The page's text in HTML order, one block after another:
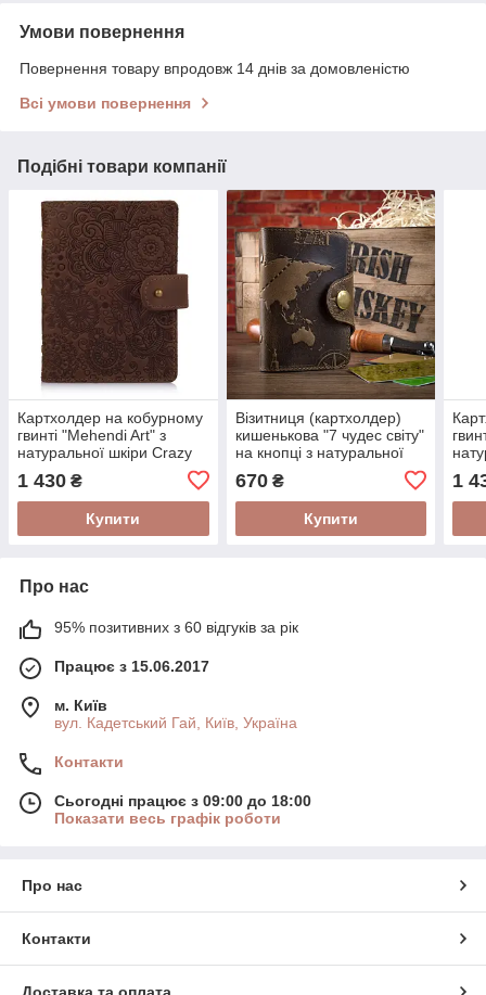
Умови повернення
Повернення товару впродовж 14 днів за домовленістю
Всі умови повернення
Подібні товари компанії
Картхолдер на кобурному
гвинті "Mehendi Art" з
натуральної шкіри Crazy
тисненням 48 карток
1 430 ₴
Купити
Візитниця (картхолдер)
кишенькова "7 чудес світу"
на кнопці з натуральної
тисненням
670₴
Купити
1
Про нас
95% позитивних з 60 відгуків за рік
Працює з 15.06.2017
м. Київ
вул. Кадетський Гай, Київ, Україна
Контакти
Сьогодні працює з 09:00 до 18:00
Показати весь графік роботи
Про нас
Контакти